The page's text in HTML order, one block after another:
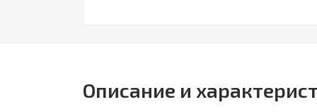
Описание и